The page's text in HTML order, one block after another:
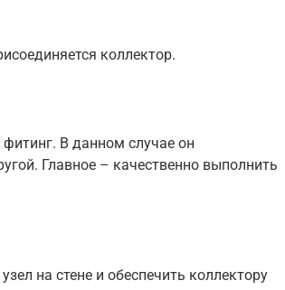
коллектор.
В данном случае он
Главное – качественно выполнить
на стене и обеспечить коллектору